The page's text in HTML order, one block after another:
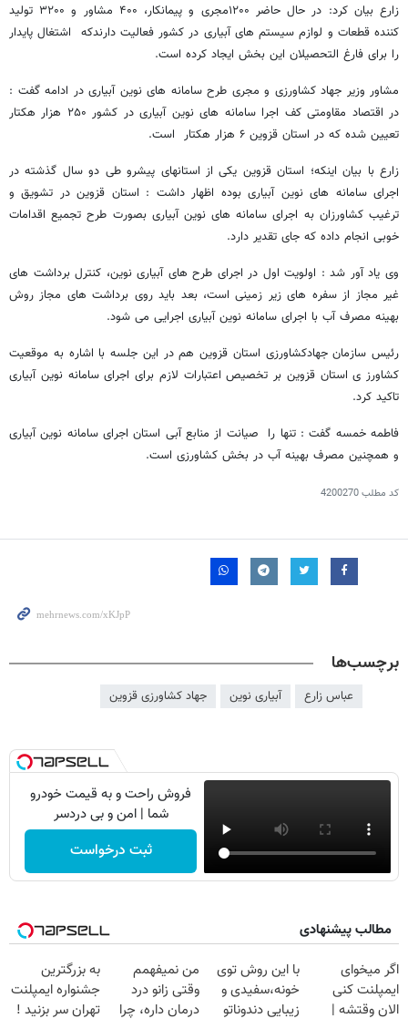
زارع بیان کرد: در حال حاضر ۱۲۰۰مجری و پیمانکار، ۴۰۰ مشاور و ۳۲۰۰ تولید
کننده قطعات و لوازم سیستم های آبیاری در کشور فعالیت دارندکه اشتغال پایدار
را برای فارغ التحصیلان این بخش ایجاد کرده است.
مشاور وزیر جهاد کشاورزی و مجری طرح سامانه های نوین آبیاری در ادامه گفت :
در اقتصاد مقاومتی کف اجرا سامانه های نوین آبیاری در کشور ۲۵۰ هزار هکتار
تعیین شده که در استان قزوین ۶ هزار هکتار است.
زارع با بیان اینکه؛ استان قزوین یکی از استانهای پیشرو طی دو سال گذشته در
اجرای سامانه های نوین آبیاری بوده اظهار داشت : استان قزوین در تشویق و
ترغیب کشاورزان به اجرای سامانه های نوین آبیاری بصورت طرح تجمیع اقدامات
خوبی انجام داده که جای تقدیر دارد.
وی یاد آور شد : اولویت اول در اجرای طرح های آبیاری نوین، کنترل برداشت های
غیر مجاز از سفره های زیر زمینی است، بعد باید روی برداشت های مجاز روش
بهینه مصرف آب با اجرای سامانه نوین آبیاری اجرایی می شود.
رئیس سازمان جهادکشاورزی استان قزوین هم در این جلسه با اشاره به موقعیت
کشاورز ی استان قزوین بر تخصیص اعتبارات لازم برای اجرای سامانه نوین آبیاری
تاکید کرد.
فاطمه خمسه گفت : تنها را صیانت از منابع آبی استان اجرای سامانه نوین آبیاری
و همچنین مصرف بهینه آب در بخش کشاورزی است.
کد مطلب4200270
برچسب‌ها
عباس زارع آبیاری نوین جهاد کشاورزی قزوین
فروش راحت و به قیمت خودرو
شما | امن و بی دردسر
ثبت درخواست
مطالب پیشنهادی
اگر میخوای
ایمپلنت کنی
الان وقتشه |
با این روش توی
خونه،سفیدی و
زیبایی دندوناتو
من نمیفهمم
وقتی زانو درد
درمان داره، چرا
به بزرگترین
جشنواره ایمپلنت
تهران سر بزنید !